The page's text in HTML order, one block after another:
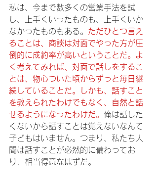
私は、今まで数多くの営業手法を試
し、上手くいったものも、上手くいか
なかったものもある。 ただひとつ言え
ることは、商談は対面でやった方が圧
倒的に成約率が高いということだ。よ
く考えてみれば、対面で話しをするこ
とは、物心ついた頃からずっと毎日継
続していることだ。しかも、話すこと
を教えられたわけでもなく、自然と話
せるようになったわけだ。 俺は話した
くないから話すことは覚えないなんて
子どもはいません。つまり、私たち人
間は話すことが必然的に備わってお
り、相当得意なはずだ。